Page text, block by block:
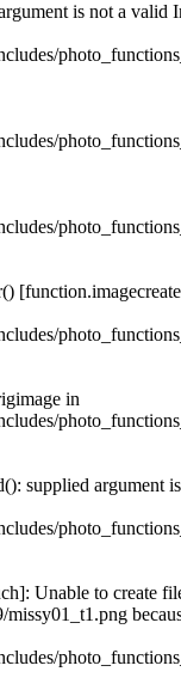
is not a valid
in
supplied argument
Unable to create